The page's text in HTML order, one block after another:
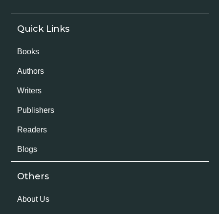
Quick Links
Books
Authors
Writers
Publishers
Readers
Blogs
Others
About Us